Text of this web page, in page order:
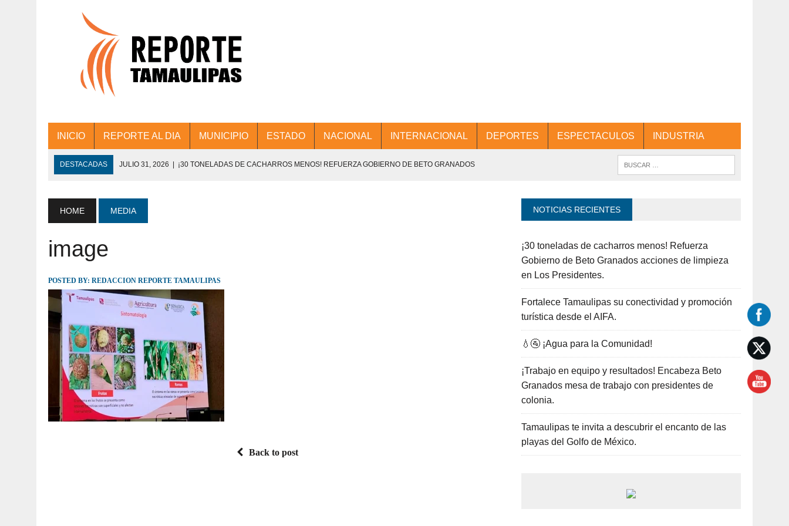
INICIO REPORTE AL DIA MUNICIPIO ESTADO NACIONAL INTERNACIONAL DEPORTES ESPECTACULOS INDUSTRIA
DESTACADAS JULIO 31, 2026 | ¡30 TONELADAS DE CACHARROS MENOS! REFUERZA GOBIERNO DE BETO GRANADOS
JULIO 30, 2026 | 💧🚰 ¡AGUA PARA LA COMUNIDAD!
DE COLONIA.
JULIO 30, 2026 | TAMAULIPAS TE INVITA A DESCUBRIR EL ENCANTO DE LAS PLAYAS DEL GOLFO DE MÉXICO.
HOME MEDIA
image
POSTED BY: REDACCION REPORTE TAMAULIPAS
Back to post
NOTICIAS RECIENTES
¡30 toneladas de cacharros menos! Refuerza
Gobierno de Beto Granados acciones de limpieza
en Los Presidentes.
Fortalece Tamaulipas su conectividad y promoción
turística desde el AIFA.
💧🚰 ¡Agua para la Comunidad!
¡Trabajo en equipo y resultados! Encabeza Beto
Granados mesa de trabajo con presidentes de
colonia.
Tamaulipas te invita a descubrir el encanto de las
playas del Golfo de México.